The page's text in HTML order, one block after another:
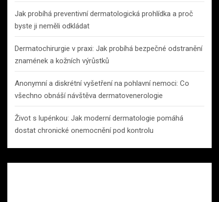
Jak probíhá preventivní dermatologická prohlídka a proč
byste ji neměli odkládat
Dermatochirurgie v praxi: Jak probíhá bezpečné odstranění
znamének a kožních výrůstků
Anonymní a diskrétní vyšetření na pohlavní nemoci: Co
všechno obnáší návštěva dermatovenerologie
Život s lupénkou: Jak moderní dermatologie pomáhá
dostat chronické onemocnění pod kontrolu